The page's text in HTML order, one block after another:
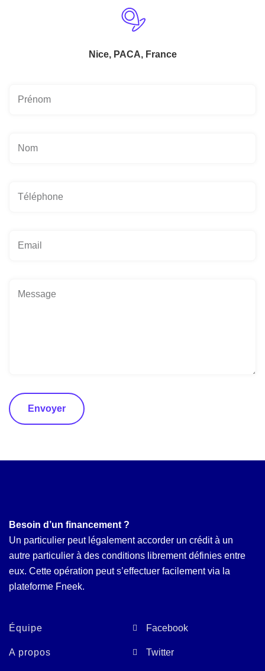
Nice, PACA, France
Envoyer
Besoin d’un financement ?
Un particulier peut légalement accorder un crédit à un
autre particulier à des conditions librement définies entre
eux. Cette opération peut s’effectuer facilement via la
plateforme Fneek.
Équipe
A propos
Facebook
Twitter